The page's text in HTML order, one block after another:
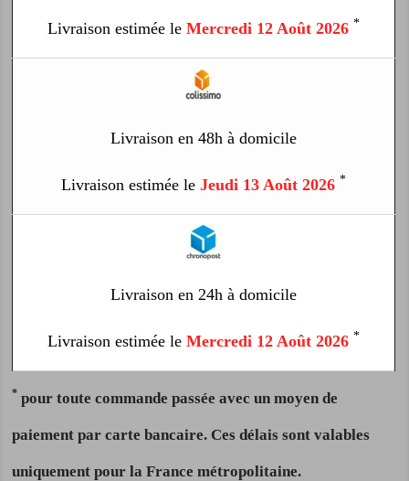
Livraison estimée le Mercredi 12 Août 2026 *
Livraison en 48h à domicile
Livraison estimée le Jeudi 13 Août 2026 *
Livraison en 24h à domicile
Livraison estimée le Mercredi 12 Août 2026 *
* pour toute commande passée avec un moyen de
paiement par carte bancaire. Ces délais sont valables
uniquement pour la France métropolitaine.